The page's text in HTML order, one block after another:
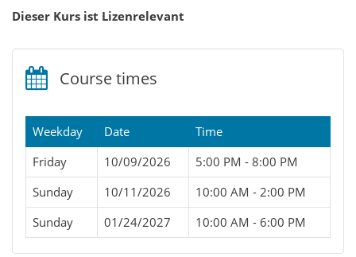
Dieser Kurs ist Lizenrelevant
Course times
Weekday Date
Time
Friday
10/09/2026
5:00 PM - 8:00 PM
Sunday
10/11/2026
10:00 AM - 2:00 PM
Sunday
01/24/2027 10:00 AM - 6:00 PM